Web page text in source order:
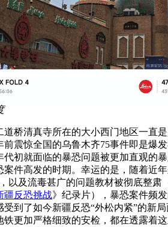
道桥清真寺所在的大小西门地区一直
前震惊全国的乌鲁木齐75事件即是爆
代初就面临的暴恐问题被更加直观的
案件高发的时期。幸运的是，随着近
以及流毒甚广的问题教材被彻底整肃
疆反恐挑战》纪录片），暴恐案件频
受到了如今新疆反恐“外松内紧”的新
铁更加严格细致的安检，都在透露着